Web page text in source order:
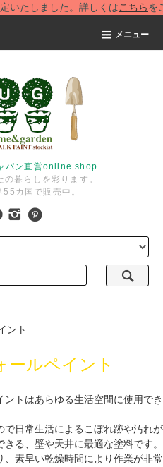
しました。詳しくは こちらをご覧
メニュー
パン直営online shop
暮らしを彩ります。
カ国で販売中。
ント
ールペイント
トはあらゆる生活空間に使用でき
日常生活によるこぼれ跡や汚れが
る、壁や天井に最適な塗料です。
素早い乾燥時間により作業が非常